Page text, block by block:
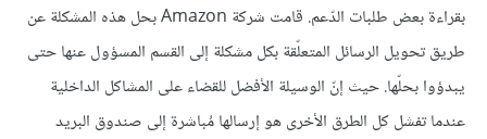
بقراءة بعض طلبات الدّعم. قامت شركة Amazon بحل هذه المشكلة عن
طريق تحويل الرسائل المتعلّقة بكل مشكلة إلى القسم المسؤول عنها حتى
يبدؤوا بحلّها. حيث إنّ الوسيلة الأفضل للقضاء على المشاكل الداخلية
عندما تفشل كل الطرق الأخرى هو إرسالها مُباشرة إلى صندوق البريد